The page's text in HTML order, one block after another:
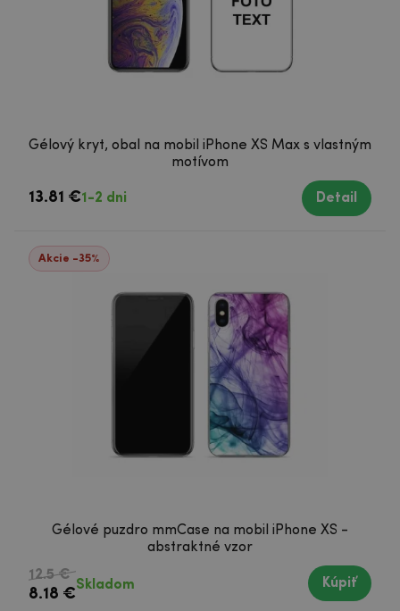
Gélový kryt, obal na mobil iPhone XS Max s vlastným
motívom
13.81 €1-2 dni Detail
Akcie -35%
Gélové puzdro mmCase na mobil iPhone XS -
abstraktné vzor
12.5 €
8.18 €
Skladom Kúpiť